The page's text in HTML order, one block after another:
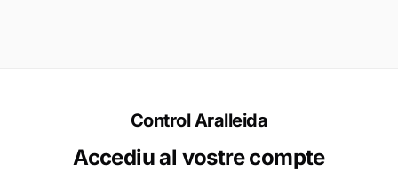
Control Aralleida
Accediu al vostre compte